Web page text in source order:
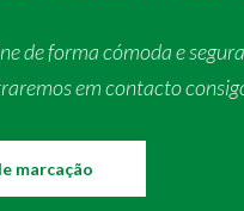
de forma cómoda e
em contacto
marcação